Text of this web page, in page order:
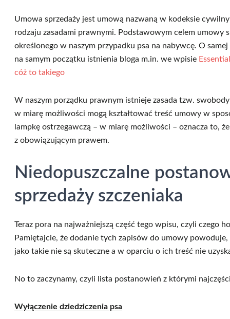
Umowa sprzedaży jest umową nazwaną w kodeksie
rodzaju zasadami prawnymi. Podstawowym celem umowy
określonego w naszym przypadku psa na nabywcę. O
na samym początku istnienia bloga m.in. we wpisie
cóż to takiego
W naszym porządku prawnym istnieje zasada tzw.
w miarę możliwości mogą kształtować treść umowy w
lampkę ostrzegawczą – w miarę możliwości – oznacza to,
z obowiązującym prawem.
Niedopuszczalne
sprzedaży szczeniaka
Teraz pora na najważniejszą część tego wpisu, czyli czego
Pamiętajcie, że dodanie tych zapisów do umowy
jako takie nie są skuteczne a w oparciu o ich treść nie
No to zaczynamy, czyli lista postanowień z którymi
Wyłączenie dziedziczenia psa